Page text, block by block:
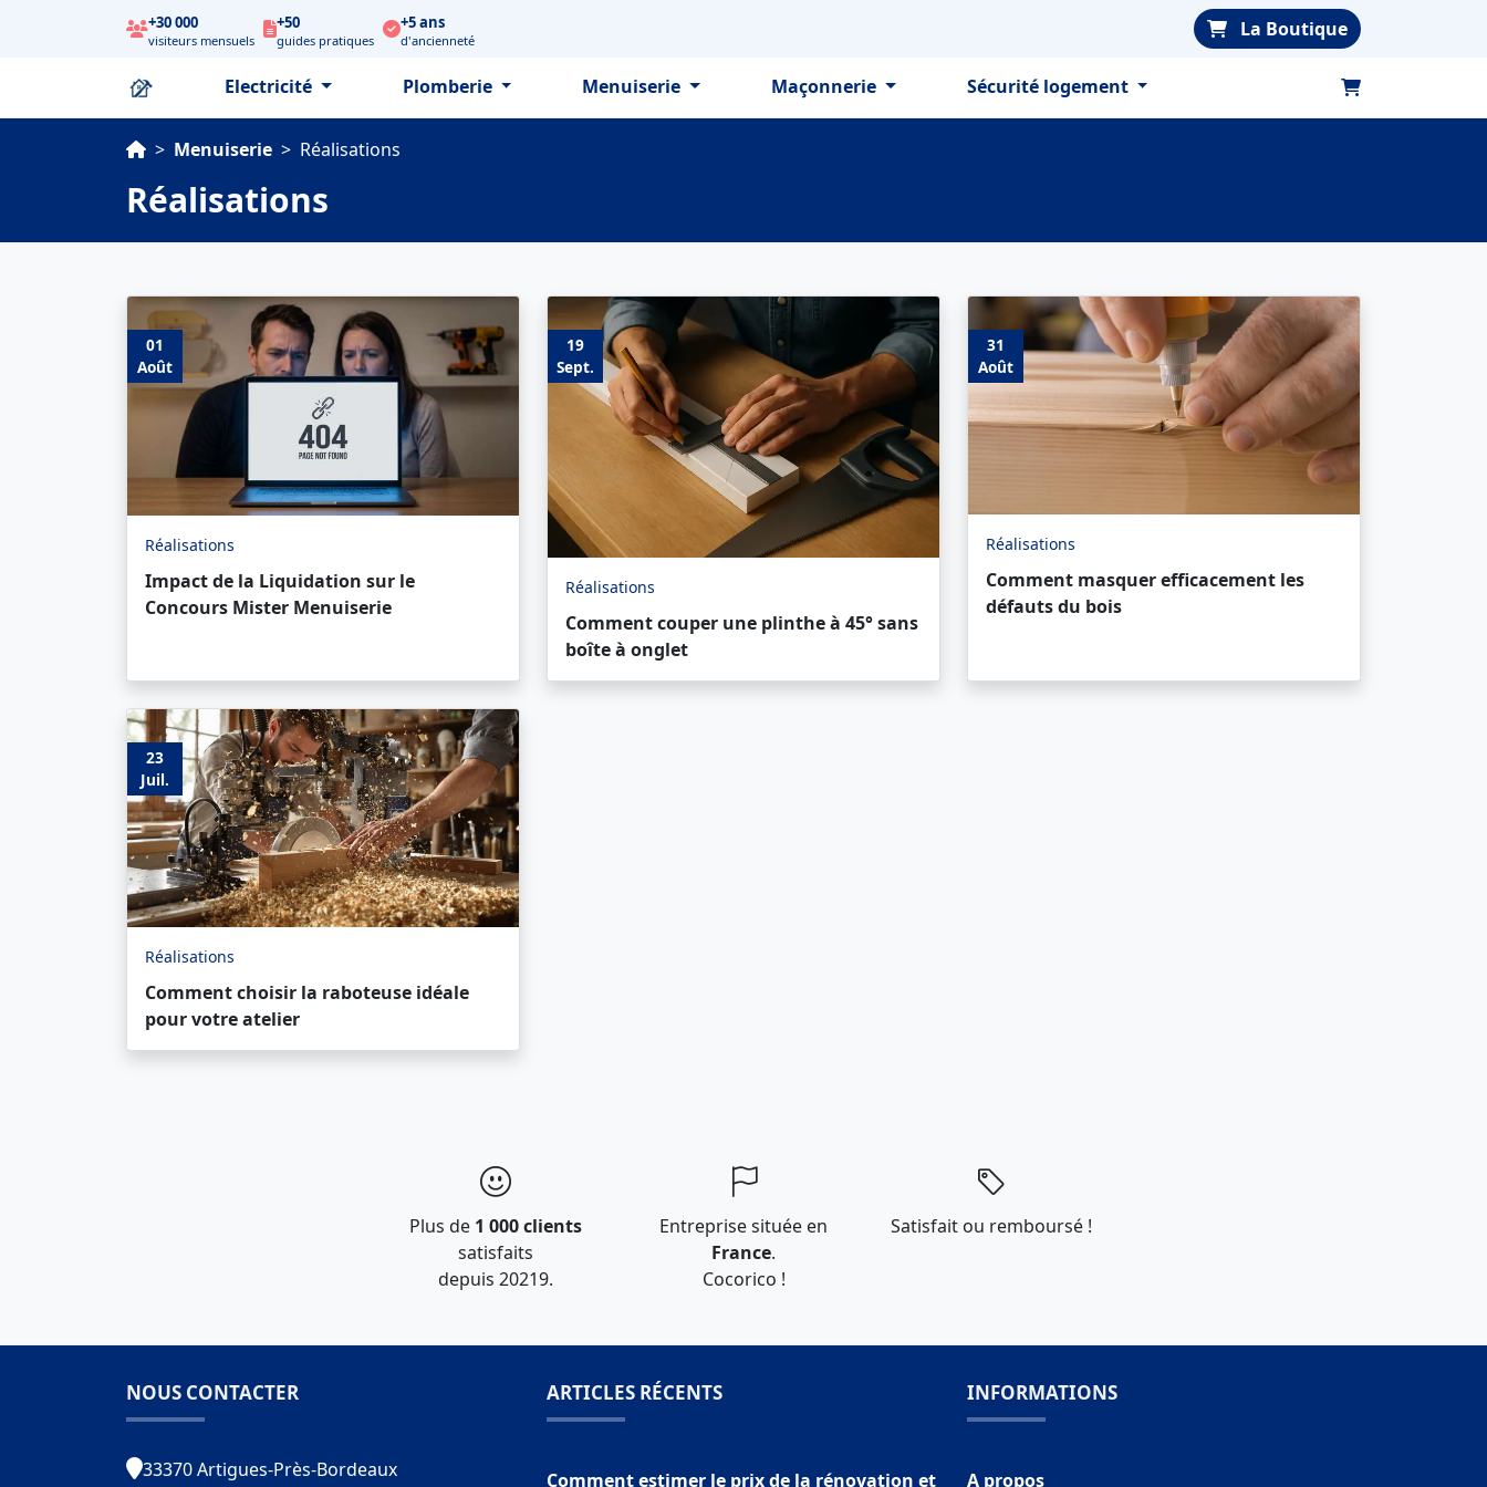
+30 000
visiteurs mensuels
+50
guides pratiques
+5 ans
d'ancienneté La Boutique
Electricité Plomberie Menuiserie Maçonnerie Sécurité logement
> Menuiserie > Réalisations
Réalisations
01
Août
Réalisations
Impact de la Liquidation sur le
Concours Mister Menuiserie
19
Sept.
Réalisations
Comment couper une plinthe à 45° sans
boîte à onglet
31
Août
Réalisations
Comment masquer efficacement les
défauts du bois
23
Juil.
Réalisations
Comment choisir la raboteuse idéale
pour votre atelier
Plus de 1 000 clients
satisfaits
depuis 20219.
Entreprise située en
France.
Cocorico !
Satisfait ou remboursé !
NOUS CONTACTER
33370 Artigues-Près-Bordeaux
ARTICLES RÉCENTS
Comment estimer le prix de la rénovation et
INFORMATIONS
A propos